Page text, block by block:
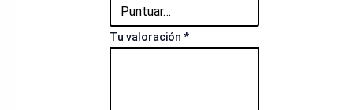
Tu valoración *